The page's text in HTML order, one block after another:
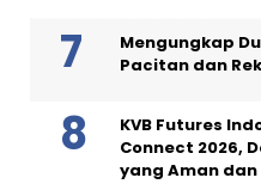
Mengungkap
Pacitan dan
KVB Futures
Connect 2026,
yang Aman